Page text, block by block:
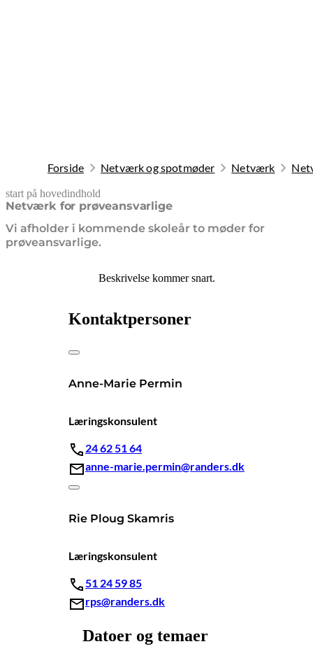
Forside Netværk og spotmøder Netværk
start på hovedindhold
Netværk for prøveansvarlige
Vi afholder i kommende skoleår to møder for
prøveansvarlige.
senest opdateret 18. maj 2026
Beskrivelse kommer snart.
Kontaktpersoner
Anne-Marie Permin
Læringskonsulent
24 62 51 64
anne-marie.permin@randers.dk
Rie Ploug Skamris
Læringskonsulent
51 24 59 85
rps@randers.dk
Datoer og temaer